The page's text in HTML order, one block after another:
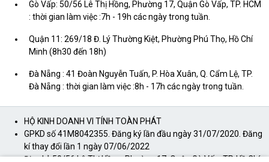
Gò Vấp: 50/56 Lê Thị Hồng, Phường 17, Quận Gò Vấp, TP. HCM
: thời gian làm việc :7h - 19h các ngày trong tuần.
Quận 11: 269/18 Đ. Lý Thường Kiệt, Phường Phú Thọ, Hồ Chí
Minh (8h30 đến 18h)
Đà Nẵng : 41 Đoàn Nguyễn Tuấn, P. Hòa Xuân, Q. Cẩm Lệ, TP.
Đà Nẵng : thời gian làm việc :8h - 17h các ngày trong tuần.
HỘ KINH DOANH VI TÍNH TOÀN PHÁT
GPKD số 41M8042355. Đăng ký lần đầu ngày 31/07/2020. Đăng
kí thay đổi lần 1 ngày 07/06/2022
Địa chỉ: 50/56 Lê Thị Hồng, Phường 17, Quận Gò Vấp, TP. Hồ Chí